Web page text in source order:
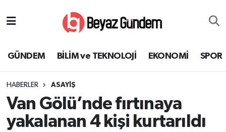
GÜNDEM BİLİM ve TEKNOLOJİ EKONOMİ SPOR
HABERLER ASAYİŞ
Van Gölü’nde fırtınaya
yakalanan 4 kişi kurtarıldı
EKONOMİ
SPOR
Süper Lig Puan Durumu ve Fikstür
Tüm Manşetler